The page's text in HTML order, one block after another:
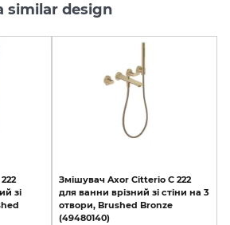
similar design
222
зі
Змішувач Axor Citterio C 222
для ванни врізний зі стіни на 3
отвори, Brushed Bronze
(49480140)